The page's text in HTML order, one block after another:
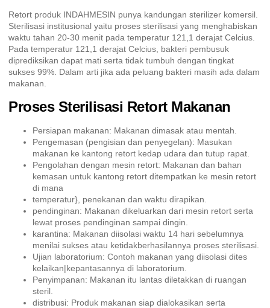
Retort produk INDAHMESIN punya kandungan sterilizer komersil.
Sterilisasi institusional yaitu proses sterilisasi yang menghabiskan
waktu tahan 20-30 menit pada temperatur 121,1 derajat Celcius.
Pada temperatur 121,1 derajat Celcius, bakteri pembusuk
diprediksikan dapat mati serta tidak tumbuh dengan tingkat
sukses 99%. Dalam arti jika ada peluang bakteri masih ada dalam
makanan.
Proses Sterilisasi Retort Makanan
Persiapan makanan: Makanan dimasak atau mentah.
Pengemasan (pengisian dan penyegelan): Masukan
makanan ke kantong retort kedap udara dan tutup rapat.
Pengolahan dengan mesin retort: Makanan dan bahan
kemasan untuk kantong retort ditempatkan ke mesin retort
di mana
temperatur}, penekanan dan waktu dirapikan.
pendinginan: Makanan dikeluarkan dari mesin retort serta
lewat proses pendinginan sampai dingin.
karantina: Makanan diisolasi waktu 14 hari sebelumnya
menilai sukses atau ketidakberhasilannya proses sterilisasi.
Ujian laboratorium: Contoh makanan yang diisolasi dites
kelaikan|kepantasannya di laboratorium.
Penyimpanan: Makanan itu lantas diletakkan di ruangan
steril.
distribusi: Produk makanan siap dialokasikan serta